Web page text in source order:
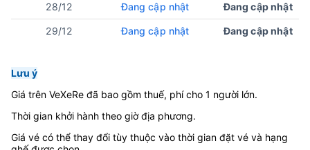
28/12 Đang cập nhật Đang cập nhật
29/12 Đang cập nhật Đang cập nhật
Lưu ý
Giá trên VeXeRe đã bao gồm thuế, phí cho 1 người lớn.
Thời gian khởi hành theo giờ địa phương.
Giá vé có thể thay đổi tùy thuộc vào thời gian đặt vé và hạng